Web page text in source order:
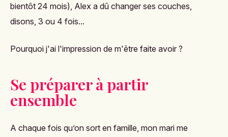
bientôt 24 mois), Alex a dû changer ses couches,
disons, 3 ou 4 fois...
Pourquoi j'ai l'impression de m'être faite avoir ?
Se préparer à partir
ensemble
A chaque fois qu’on sort en famille, mon mari me